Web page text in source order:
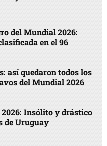
del Mundial 2026:
en el 96
así quedaron todos los
del Mundial 2026
Insólito y drástico
de Uruguay